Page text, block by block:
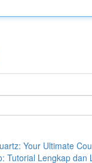
Your Ultimate
Tutorial Lengkap dan